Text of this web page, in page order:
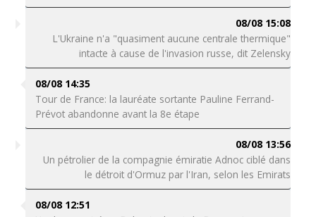
08/08 15:08
L'Ukraine n'a "quasiment aucune centrale thermique"
intacte à cause de l'invasion russe, dit Zelensky
08/08 14:35
Tour de France: la lauréate sortante Pauline Ferrand-
Prévot abandonne avant la 8e étape
08/08 13:56
Un pétrolier de la compagnie émiratie Adnoc ciblé dans
le détroit d'Ormuz par l'Iran, selon les Emirats
08/08 12:51